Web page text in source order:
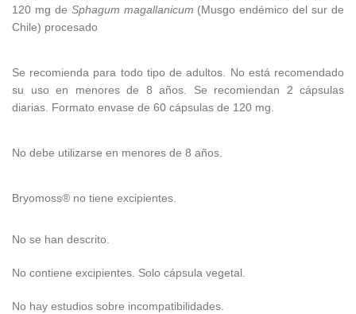
120 mg de Sphagum magallanicum (Musgo endémico del sur de
Chile) procesado
Se recomienda para todo tipo de adultos. No está recomendado
su uso en menores de 8 años. Se recomiendan 2 cápsulas
diarias. Formato envase de 60 cápsulas de 120 mg.
No debe utilizarse en menores de 8 años.
Bryomoss® no tiene excipientes.
No se han descrito.
No contiene excipientes. Solo cápsula vegetal.
No hay estudios sobre incompatibilidades.